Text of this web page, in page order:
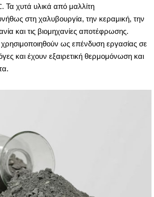
Τα χυτά υλικά από μαλλίτη
στη χαλυβουργία, την κεραμική, την
και τις βιομηχανίες αποτέφρωσης.
ως επένδυση εργασίας σε
και έχουν εξαιρετική θερμομόνωση και